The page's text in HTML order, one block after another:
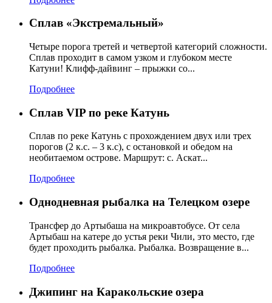
Сплав «Экстремальный»
Четыре порога третей и четвертой категорий сложности.
Сплав проходит в самом узком и глубоком месте
Катуни! Клифф-дайвинг – прыжки со...
Подробнее
Сплав VIP по реке Катунь
Сплав по реке Катунь с прохождением двух или трех
порогов (2 к.с. – 3 к.с), с остановкой и обедом на
необитаемом острове. Маршрут: с. Аскат...
Подробнее
Однодневная рыбалка на Телецком озере
Трансфер до Артыбаша на микроавтобусе. От села
Артыбаш на катере до устья реки Чили, это место, где
будет проходить рыбалка. Рыбалка. Возвращение в...
Подробнее
Джипинг на Каракольские озера